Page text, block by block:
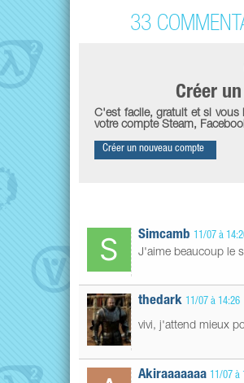
33
Créer
C'est facile, gratuit et si vous
votre compte Steam,
Créer un nouveau compte
Simcamb 11/07 à
J'aime beaucoup le
thedark 11/07 à 14:26
vivi, j'attend mieux
Akiraaaaaaa 11/07 à